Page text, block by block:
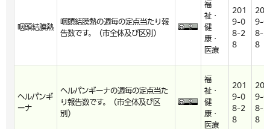
咽頭結膜熱
咽頭結膜熱の週毎の定点当たり報
告数です。（市全体及び区別）
福
祉・
健
康・
医療
201
9-0
8-2
8
201
9-0
8-2
8
ヘルパンギ
ーナ
ヘルパンギーナの週毎の定点当た
り報告数です。（市全体及び区
別）
福
祉・
健
康・
医療
201
9-0
8-2
8
201
9-0
8-2
8